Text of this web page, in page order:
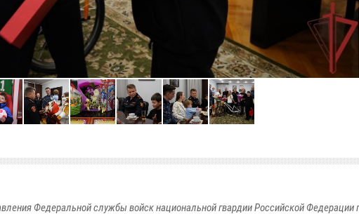
Федеральной службы войск национальной гвардии Российской Федерации